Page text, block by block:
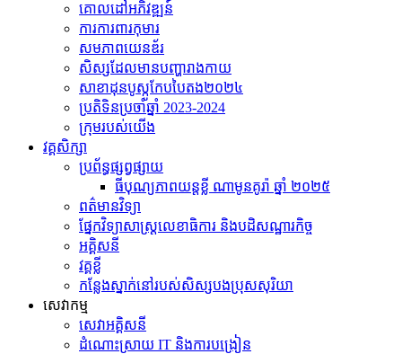
គោលដៅអភិវឌ្ឍន៍
ការការពារកុមារ
សមភាព​យេនឌ័រ
សិស្សដែលមានបញ្ហារាងកាយ
សាខាដុនបូស្កូកែបបៃតង២០២៤
ប្រតិទិនប្រចាំឆ្នាំ 2023-2024
ក្រុម​របស់​យើង
វគ្គសិក្សា
ប្រព័ន្ធផ្សព្វផ្សាយ
ធីបុណ្យភាពយន្តខ្លី ណាមូនគូរ៉ា ឆ្នាំ ២០២៥
ព​ត៌​មាន​វិទ្យា
ផ្នែកវិទ្យាសាស្រ្តលេខាធិការ និងបដិសណ្ឋារកិច្ច
អគ្គិសនី
វគ្គខ្លី
កន្លែងស្នាក់នៅរបស់សិស្សបងប្រុសសុរិយា
សេវាកម្ម
សេវាអគ្គិសនី
ដំណោះស្រាយ IT និងការបង្រៀន